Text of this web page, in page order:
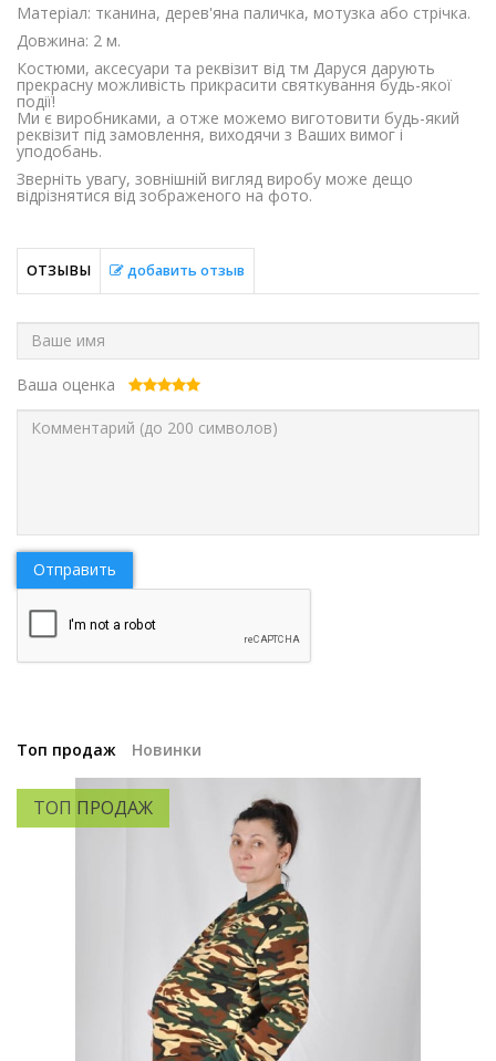
Матеріал: тканина, дерев'яна паличка, мотузка або стрічка.
Довжина: 2 м.
Костюми, аксесуари та реквізит від тм Даруся дарують
прекрасну можливість прикрасити святкування будь-якої
події!
Ми є виробниками, а отже можемо виготовити будь-який
реквізит під замовлення, виходячи з Ваших вимог і
уподобань.
Зверніть увагу, зовнішній вигляд виробу може дещо
відрізнятися від зображеного на фото.
ОТЗЫВЫ добавить отзыв
Ваша оценка
Отправить
Топ продаж Новинки
ТОП ПРОДАЖ